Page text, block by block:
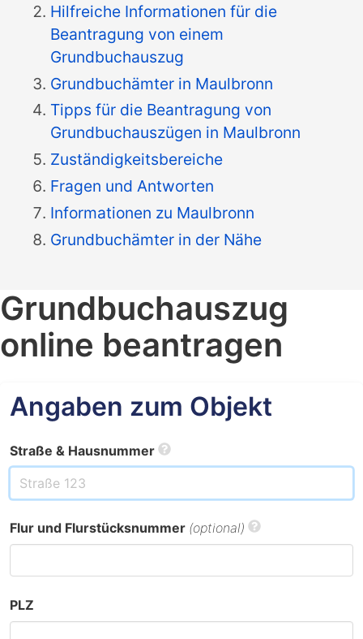
Hilfreiche Informationen für die
Beantragung von einem
Grundbuchauszug
Grundbuchämter in Maulbronn
Tipps für die Beantragung von
Grundbuchauszügen in Maulbronn
Zuständigkeitsbereiche
Fragen und Antworten
Informationen zu Maulbronn
Grundbuchämter in der Nähe
Grundbuchauszug
online beantragen
Angaben zum Objekt
Straße & Hausnummer
Flur und Flurstücksnummer (optional)
PLZ